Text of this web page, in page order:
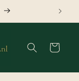
Winkelwagen